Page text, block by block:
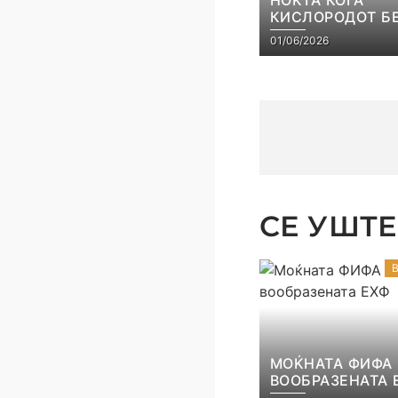
КИСЛОРОДОТ
ЛУКСУЗ,
ГОРИВО, А
01/06/2026
СЕ
МОЌНАТА ФИФА
ВООБРАЗЕНАТА